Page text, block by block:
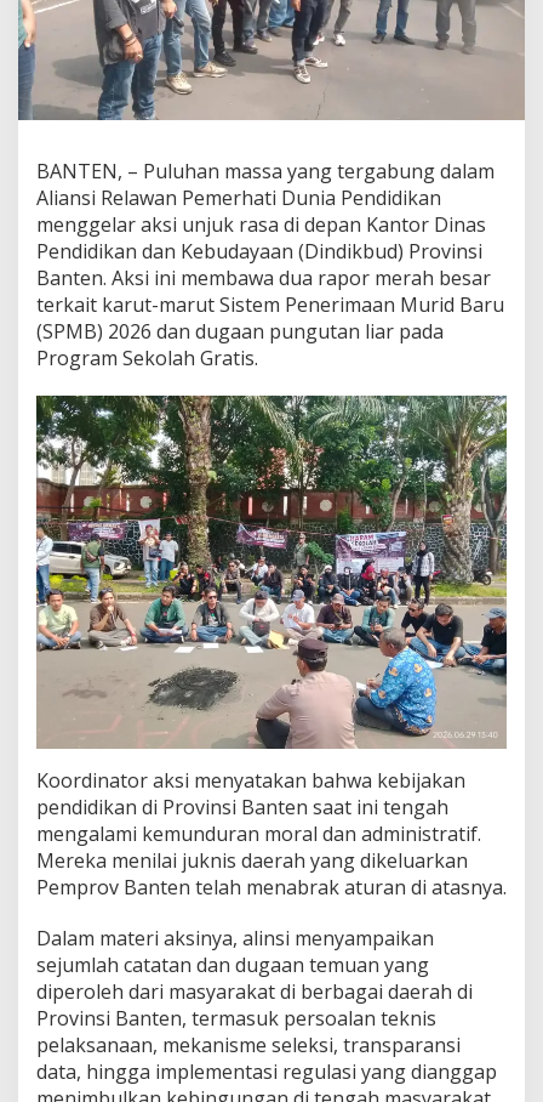
BANTEN, – Puluhan massa yang tergabung dalam
Aliansi Relawan Pemerhati Dunia Pendidikan
menggelar aksi unjuk rasa di depan Kantor Dinas
Pendidikan dan Kebudayaan (Dindikbud) Provinsi
Banten. Aksi ini membawa dua rapor merah besar
terkait karut-marut Sistem Penerimaan Murid Baru
(SPMB) 2026 dan dugaan pungutan liar pada
Program Sekolah Gratis.
Koordinator aksi menyatakan bahwa kebijakan
pendidikan di Provinsi Banten saat ini tengah
mengalami kemunduran moral dan administratif.
Mereka menilai juknis daerah yang dikeluarkan
Pemprov Banten telah menabrak aturan di atasnya.
Dalam materi aksinya, alinsi menyampaikan
sejumlah catatan dan dugaan temuan yang
diperoleh dari masyarakat di berbagai daerah di
Provinsi Banten, termasuk persoalan teknis
pelaksanaan, mekanisme seleksi, transparansi
data, hingga implementasi regulasi yang dianggap